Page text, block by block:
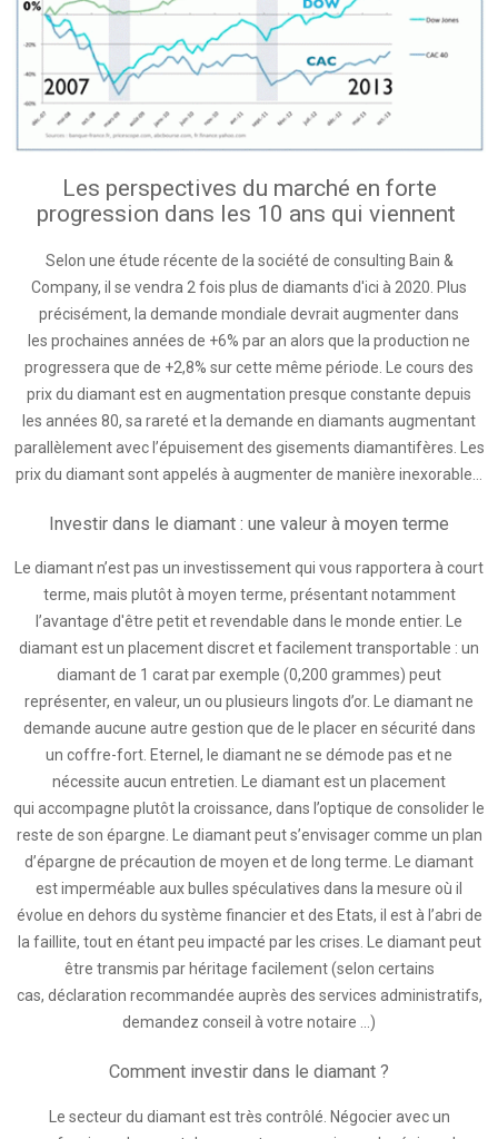
Les perspectives du marché en forte
progression dans les 10 ans qui viennent
Selon une étude récente de la société de consulting Bain &
Company, il se vendra 2 fois plus de diamants d'ici à 2020. Plus
précisément, la demande mondiale devrait augmenter dans
les prochaines années de +6% par an alors que la production ne
progressera que de +2,8% sur cette même période. Le cours des
prix du diamant est en augmentation presque constante depuis
les années 80, sa rareté et la demande en diamants augmentant
parallèlement avec l’épuisement des gisements diamantifères. Les
prix du diamant sont appelés à augmenter de manière inexorable…
Investir dans le diamant : une valeur à moyen terme
Le diamant n’est pas un investissement qui vous rapportera à court
terme, mais plutôt à moyen terme, présentant notamment
l’avantage d'être petit et revendable dans le monde entier. Le
diamant est un placement discret et facilement transportable : un
diamant de 1 carat par exemple (0,200 grammes) peut
représenter, en valeur, un ou plusieurs lingots d’or. Le diamant ne
demande aucune autre gestion que de le placer en sécurité dans
un coffre-fort. Eternel, le diamant ne se démode pas et ne
nécessite aucun entretien. Le diamant est un placement
qui accompagne plutôt la croissance, dans l’optique de consolider le
reste de son épargne. Le diamant peut s’envisager comme un plan
d’épargne de précaution de moyen et de long terme. Le diamant
est imperméable aux bulles spéculatives dans la mesure où il
évolue en dehors du système financier et des Etats, il est à l’abri de
la faillite, tout en étant peu impacté par les crises. Le diamant peut
être transmis par héritage facilement (selon certains
cas, déclaration recommandée auprès des services administratifs,
demandez conseil à votre notaire ...)
Comment investir dans le diamant ?
Le secteur du diamant est très contrôlé. Négocier avec un